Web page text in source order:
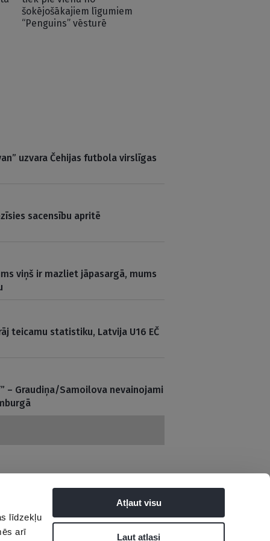
līdzekļu
arī
Atļaut visu
Ļaut atlasi
šokējošākajiem līgumiem
“Penguins” vēsturē
uzvara Čehijas futbola virslīgas
sacensību apritē
viņš ir mazliet jāpasargā, mums
teicamu statistiku, Latvija U16 EČ
– Graudiņa/Samoilova nevainojami
politika